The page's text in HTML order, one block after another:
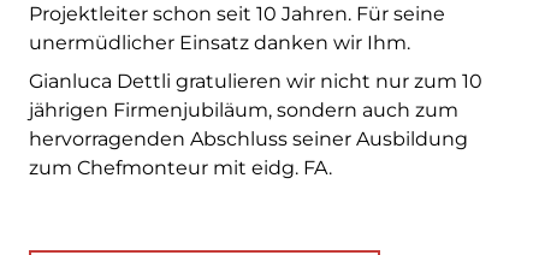
Projektleiter schon seit 10 Jahren. Für seine
unermüdlicher Einsatz danken wir Ihm.
Gianluca Dettli gratulieren wir nicht nur zum 10
jährigen Firmenjubiläum, sondern auch zum
hervorragenden Abschluss seiner Ausbildung
zum Chefmonteur mit eidg. FA.